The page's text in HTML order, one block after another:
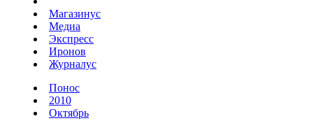
Магазинус
Медиа
Экспресс
Иронов
Журналус
Понос
2010
Октябрь